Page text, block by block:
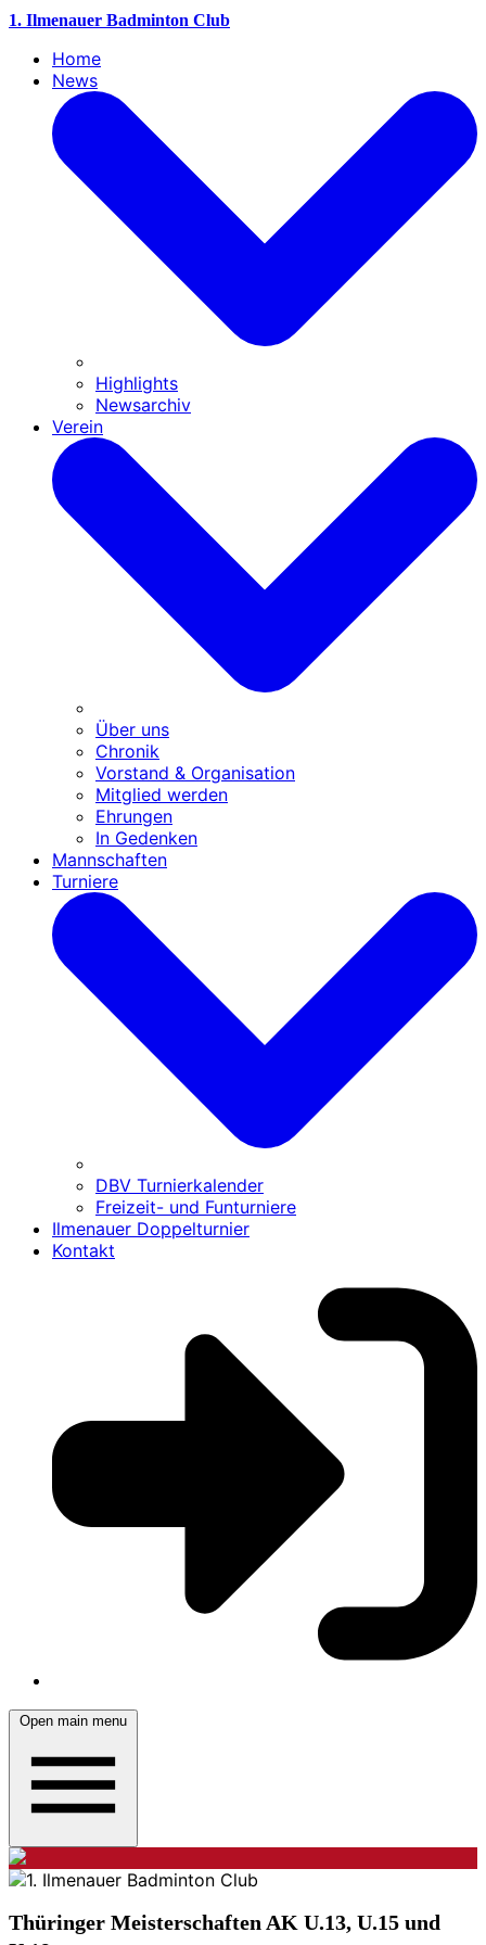
1. Ilmenauer Badminton Club
Home
News
Highlights
Newsarchiv
Verein
Über uns
Chronik
Vorstand & Organisation
Mitglied werden
Ehrungen
In Gedenken
Mannschaften
Turniere
DBV Turnierkalender
Freizeit- und Funturniere
Ilmenauer Doppelturnier
Kontakt
Open main menu
Thüringer Meisterschaften AK U.13, U.15 und